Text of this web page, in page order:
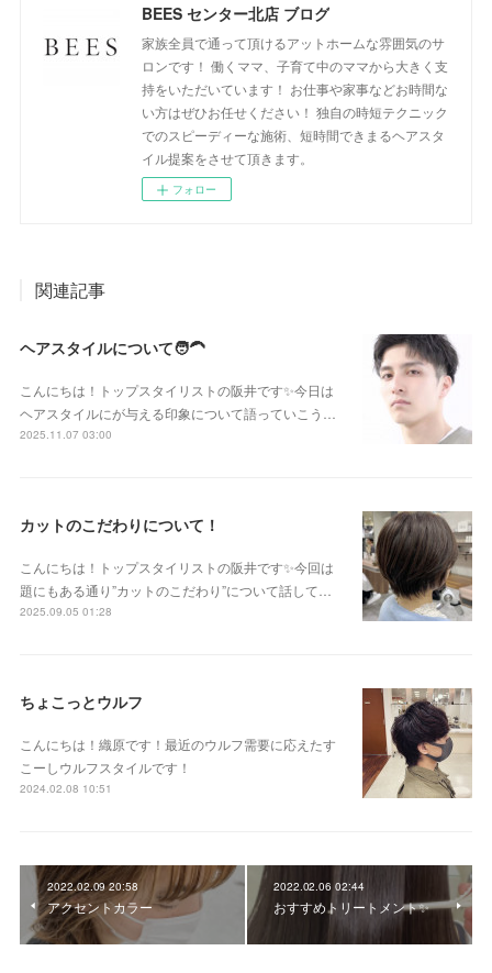
BEES センター北店 ブログ
家族全員で通って頂けるアットホームな雰囲気のサ
ロンです！ 働くママ、子育て中のママから大きく支
持をいただいています！ お仕事や家事などお時間な
い方はぜひお任せください！ 独自の時短テクニック
でのスピーディーな施術、短時間できまるヘアスタ
イル提案をさせて頂きます。
フォロー
関連記事
ヘアスタイルについて🧑‍🦱
こんにちは！トップスタイリストの阪井です✨今日は
ヘアスタイルにが与える印象について語っていこう…
2025.11.07 03:00
カットのこだわりについて！
こんにちは！トップスタイリストの阪井です✨今回は
題にもある通り”カットのこだわり”について話して…
2025.09.05 01:28
ちょこっとウルフ
こんにちは！織原です！最近のウルフ需要に応えたす
こーしウルフスタイルです！
2024.02.08 10:51
2022.02.09 20:58
アクセントカラー
2022.02.06 02:44
おすすめトリートメント✨